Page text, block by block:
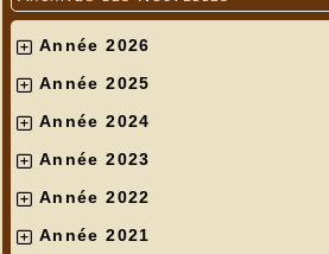
Année 2026
Année 2025
Année 2024
Année 2023
Année 2022
Année 2021